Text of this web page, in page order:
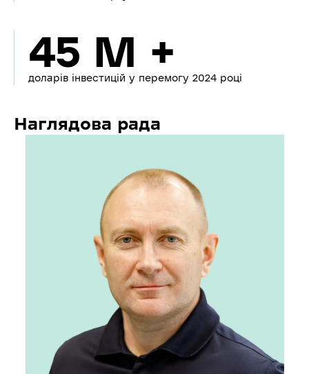
45 M +
доларів інвестицій у перемогу 2024 році
Наглядова рада